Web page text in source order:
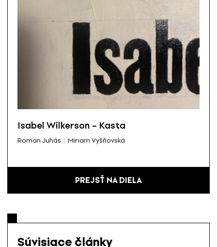
Isabel Wilkerson – Kasta
Roman Juhás Miriam Vyšňovská
PREJSŤ NA DIELA
Súvisiace články